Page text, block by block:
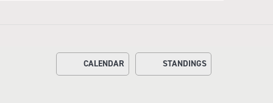
CALENDAR STANDINGS